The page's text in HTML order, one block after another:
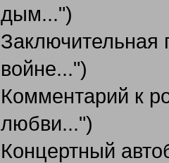
дым...")
Заключительная
войне...")
Комментарий к
любви...")
Концертный